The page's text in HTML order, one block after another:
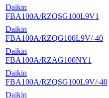
Daikin
FBA100A/RZQSG100L9V1
Daikin
FBA100A/RZQG100L9V/-40
Daikin
FBA100A/RZAG100NY1
Daikin
FBA100A/RZQSG100L9V/-40
Daikin